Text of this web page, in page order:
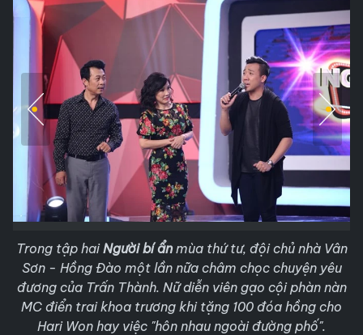
Trong tập haiNgười bí ẩnmùa thứ tư, đội chủ nhà Vân
Sơn - Hồng Đào một lần nữa châm chọc chuyện yêu
đương của Trấn Thành. Nữ diễn viên gạo cội phàn nàn
MC điển trai khoa trương khi tặng 100 đóa hồng cho
Hari Won hay việc "hôn nhau ngoài đường phố".